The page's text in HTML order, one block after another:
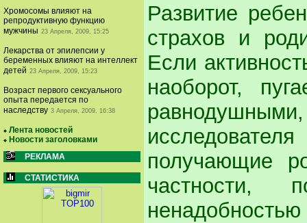
Хромосомы влияют на
репродуктивную функцию
мужчины 23 Апреля, 2009, 15:25
Лекарства от эпилепсии у
беременных влияют на интеллект
детей 23 Апреля, 2009, 15:23
Возраст первого сексуального
опыта передается по
наследству 3 Апреля, 2009, 16:38
Лента новостей
Новости заголовками
РЕКЛАМА
СТАТИСТИКА
Развитие
страхов и
Если
наоборот,
получающие
частности,
ненадобностью